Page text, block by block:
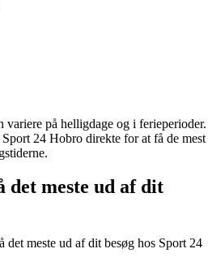
på helligdage og i ferieperioder.
24 Hobro direkte for at få de mest
meste ud af dit
det meste ud af dit besøg hos Sport 24